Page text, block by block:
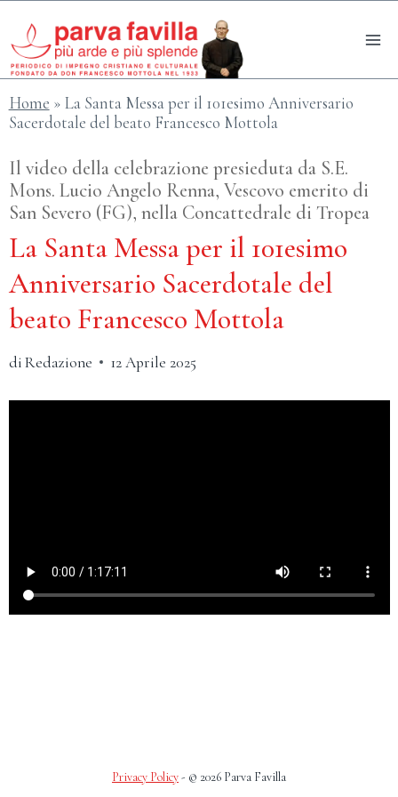
contenuto
Home » La Santa Messa per il 101esimo Anniversario
Sacerdotale del beato Francesco Mottola
Il video della celebrazione presieduta da S.E.
Mons. Lucio Angelo Renna, Vescovo emerito di
San Severo (FG), nella Concattedrale di Tropea
La Santa Messa per il 101esimo
Anniversario Sacerdotale del
beato Francesco Mottola
diRedazione 12 Aprile 2025
Privacy Policy- © 2026 Parva Favilla